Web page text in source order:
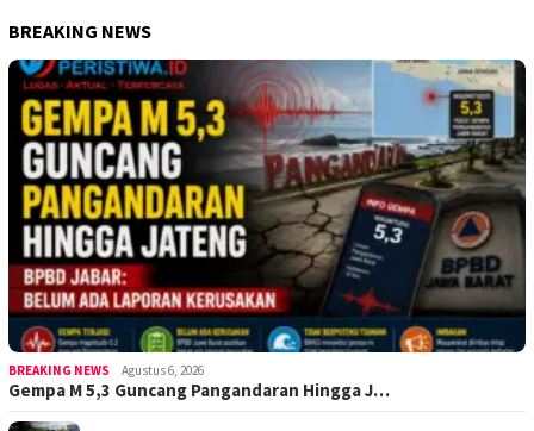
BREAKING NEWS
BREAKING NEWS Agustus 6, 2026
Gempa M 5,3 Guncang Pangandaran Hingga J…